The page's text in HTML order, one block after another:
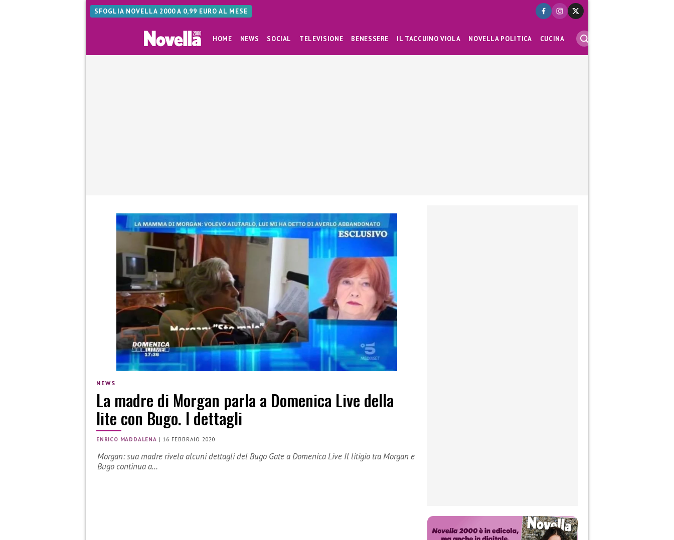
SFOGLIA NOVELLA 2000 A 0,99 EURO AL MESE
HOME NEWS SOCIAL TELEVISIONE BENESSERE IL TACCUINO VIOLA NOVELLA POLITICA CUCINA
NEWS
La madre di Morgan parla a Domenica Live della
lite con Bugo. I dettagli
ENRICO MADDALENA | 16 FEBBRAIO 2020
Morgan: sua madre rivela alcuni dettagli del Bugo Gate a Domenica Live Il litigio tra Morgan e
Bugo continua a…